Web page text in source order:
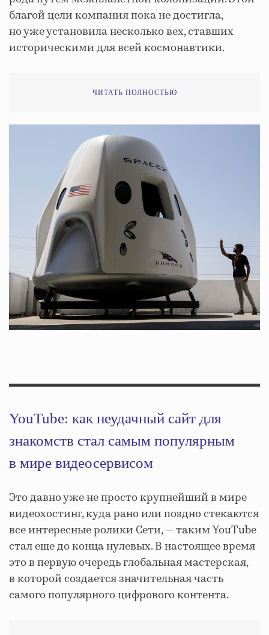
благой цели компания пока не достигла,
но уже установила несколько вех, ставших
историческими для всей космонавтики.
ЧИТАТЬ ПОЛНОСТЬЮ
YouTube: как неудачный сайт для
знакомств стал самым популярным
в мире видеосервисом
Это давно уже не просто крупнейший в мире
видеохостинг, куда рано или поздно стекаются
все интересные ролики Сети, — таким YouTube
стал еще до конца нулевых. В настоящее время
это в первую очередь глобальная мастерская,
в которой создается значительная часть
самого популярного цифрового контента.